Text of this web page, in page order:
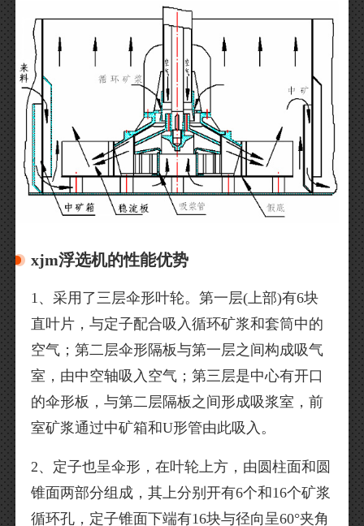
xjm浮选机的性能优势
1、采用了三层伞形叶轮。第一层(上部)有6块
直叶片，与定子配合吸入循环矿浆和套筒中的
空气；第二层伞形隔板与第一层之间构成吸气
室，由中空轴吸入空气；第三层是中心有开口
的伞形板，与第二层隔板之间形成吸浆室，前
室矿浆通过中矿箱和U形管由此吸入。
2、定子也呈伞形，在叶轮上方，由圆柱面和圆
锥面两部分组成，其上分别开有6个和16个矿浆
循环孔，定子锥面下端有16块与径向呈60°夹角